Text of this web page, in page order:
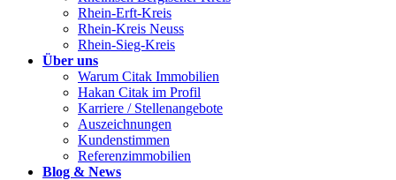
Rhein-Erft-Kreis
Rhein-Kreis Neuss
Rhein-Sieg-Kreis
Über uns
Warum Citak Immobilien
Hakan Citak im Profil
Karriere / Stellenangebote
Auszeichnungen
Kundenstimmen
Referenzimmobilien
Blog & News